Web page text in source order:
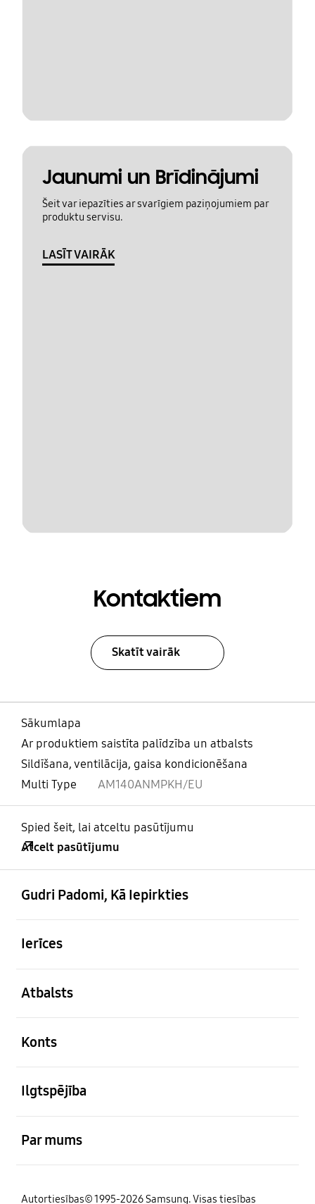
Jaunumi un Brīdinājumi
Šeit var iepazīties ar svarīgiem paziņojumiem par
produktu servisu.
LASĪT VAIRĀK
Kontaktiem
Skatīt vairāk
Sākumlapa
Ar produktiem saistīta palīdzība un atbalsts
Sildīšana, ventilācija, gaisa kondicionēšana
Multi Type
AM140ANMPKH/EU
Spied šeit, lai atceltu pasūtījumu
Atcelt pasūtījumu
Gudri Padomi, Kā Iepirkties
Ierīces
Atbalsts
Konts
Ilgtspējība
Par mums
Autortiesības© 1995-2026 Samsung. Visas tiesības